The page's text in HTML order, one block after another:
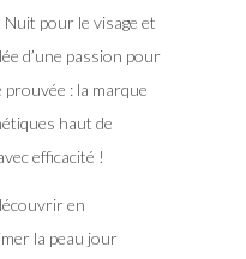
pour le visage et
d’une passion pour
prouvée : la marque
haut de
efficacité !
en
la peau jour